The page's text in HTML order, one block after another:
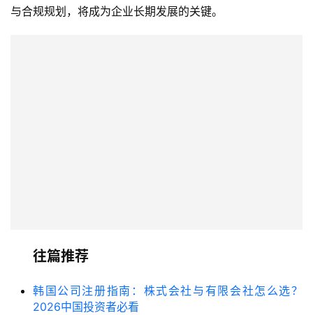
与合规规划，将成为企业长期发展的关键。
往篇推荐
韩国公司注册指南：株式会社与有限会社怎么选？
2026中国投资者必看